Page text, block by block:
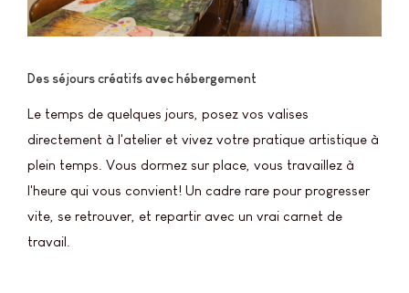
Des séjours créatifs avec hébergement
Le temps de quelques jours, posez vos valises
directement à l'atelier et vivez votre pratique artistique à
plein temps. Vous dormez sur place, vous travaillez à
l'heure qui vous convient! Un cadre rare pour progresser
vite, se retrouver, et repartir avec un vrai carnet de
travail.